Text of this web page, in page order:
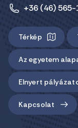
+36 (46) 565-
Térkép
Az egyetem
Elnyert
Kapcsolat